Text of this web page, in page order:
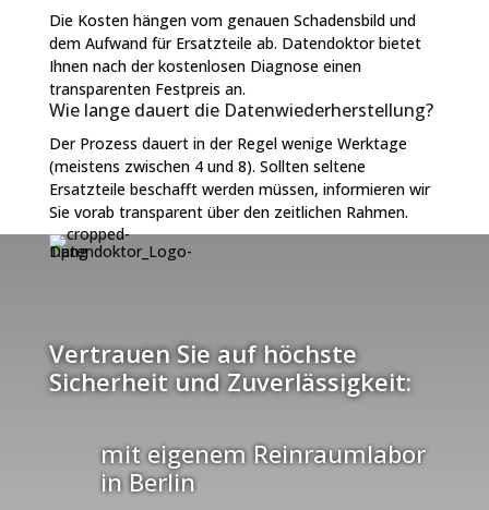
Die Kosten hängen vom genauen Schadensbild und
dem Aufwand für Ersatzteile ab. Datendoktor bietet
Ihnen nach der kostenlosen Diagnose einen
transparenten Festpreis an.
Wie lange dauert die Datenwiederherstellung?
Der Prozess dauert in der Regel wenige Werktage
(meistens zwischen 4 und 8). Sollten seltene
Ersatzteile beschafft werden müssen, informieren wir
Sie vorab transparent über den zeitlichen Rahmen.
Vertrauen Sie auf höchste
Sicherheit und Zuverlässigkeit:
mit eigenem Reinraumlabor
in Berlin